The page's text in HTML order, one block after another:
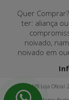
Quer
ter: aliança
noivado,
noivado em
Joias MB Loja